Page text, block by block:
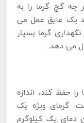
چه گچ گرما را به
یک عایق عمل می
گرما بسیار
می‌ دهد.
حفظ کند، اندازه
گرمای ویژه یک
دمای یک کیلوگرم